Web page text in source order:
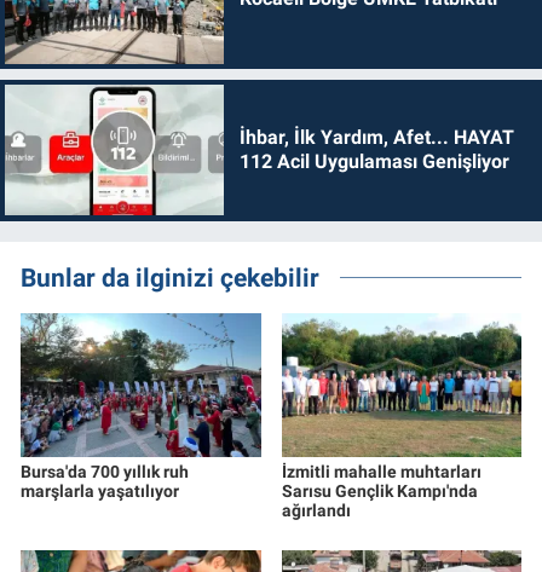
İhbar, İlk Yardım, Afet... HAYAT
112 Acil Uygulaması Genişliyor
Bunlar da ilginizi çekebilir
Bursa'da 700 yıllık ruh
marşlarla yaşatılıyor
İzmitli mahalle muhtarları
Sarısu Gençlik Kampı'nda
ağırlandı